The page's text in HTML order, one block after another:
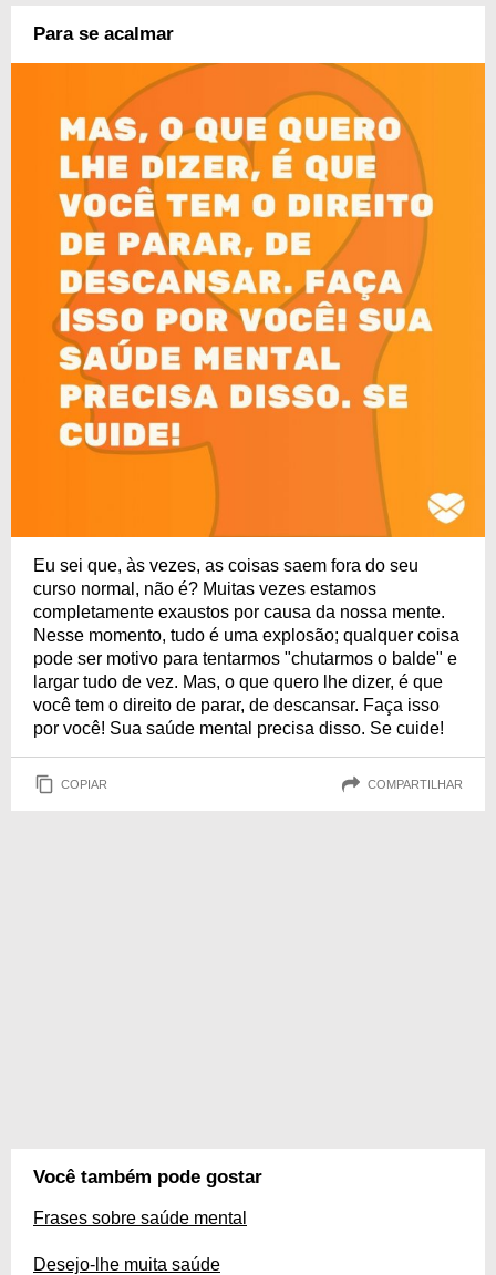
Para se acalmar
Eu sei que, às vezes, as coisas saem fora do seu
curso normal, não é? Muitas vezes estamos
completamente exaustos por causa da nossa mente.
Nesse momento, tudo é uma explosão; qualquer coisa
pode ser motivo para tentarmos "chutarmos o balde" e
largar tudo de vez. Mas, o que quero lhe dizer, é que
você tem o direito de parar, de descansar. Faça isso
por você! Sua saúde mental precisa disso. Se cuide!
COPIAR COMPARTILHAR
Você também pode gostar
Frases sobre saúde mental
Desejo-lhe muita saúde